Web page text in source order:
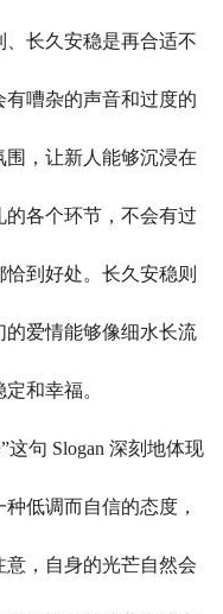
长久安稳是再合适不
嘈杂的声音和过度的
，让新人能够沉浸在
各个环节，不会有过
到好处。长久安稳则
爱情能够像细水长流
和幸福。
这句 Slogan 深刻地体现
低调而自信的态度，
，自身的光芒自然会